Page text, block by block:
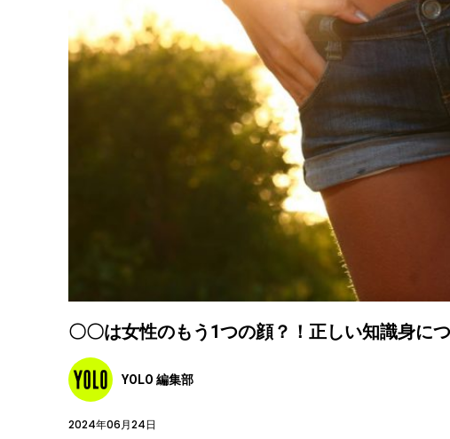
〇〇は女性のもう1つの顔？！正しい知識身に
YOLO 編集部
2024年06月24日